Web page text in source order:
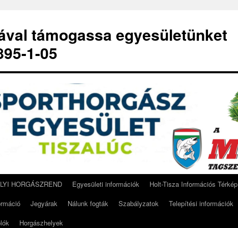
támogassa egyesületünket
1-05
HORGÁSZREND Egyesületi információk Holt-Tisza Információs Térkép
Jegyárak Nálunk fogták Szabályzatok Telepítési információk
Horgászhelyek